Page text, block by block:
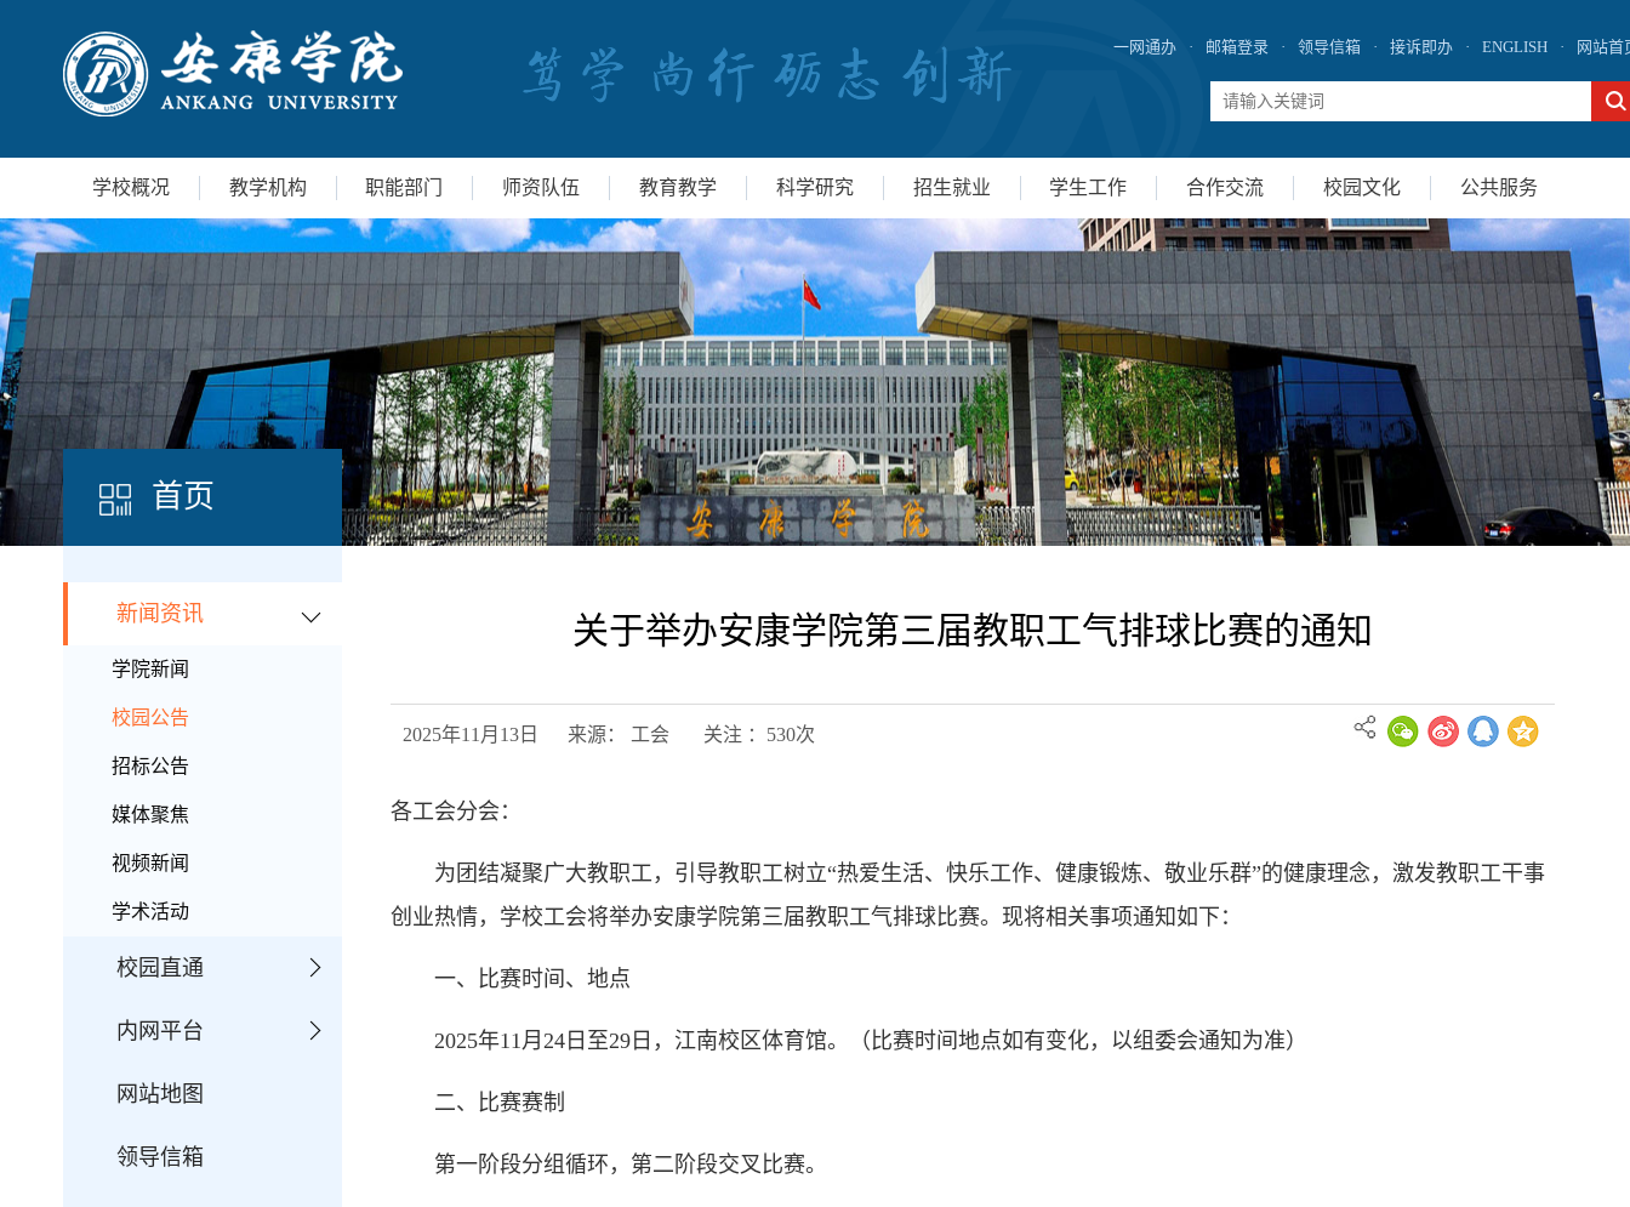
一网通办 · 邮箱登录 · 领导信箱 · 接诉即办 · ENGLISH · 网站首
学校概况 教学机构 职能部门 师资队伍 教育教学 科学研究 招生就业 学生工作 合作交流 校园文化 公共服务
首页
新闻资讯
学院新闻
校园公告
招标公告
媒体聚焦
视频新闻
学术活动
校园直通
内网平台
网站地图
领导信箱
关于举办安康学院第三届教职工气排球比赛的通知
2025年11月13日 来源： 工会 关注 ： 530次
各工会分会：
为团结凝聚广大教职工，引导教职工树立“热爱生活、快乐工作、健康锻炼、敬业乐群”的健康理念，激发教职工干事
创业热情，学校工会将举办安康学院第三届教职工气排球比赛。现将相关事项通知如下：
一、比赛时间、地点
2025年11月24日至29日，江南校区体育馆。（比赛时间地点如有变化，以组委会通知为准）
二、比赛赛制
第一阶段分组循环，第二阶段交叉比赛。